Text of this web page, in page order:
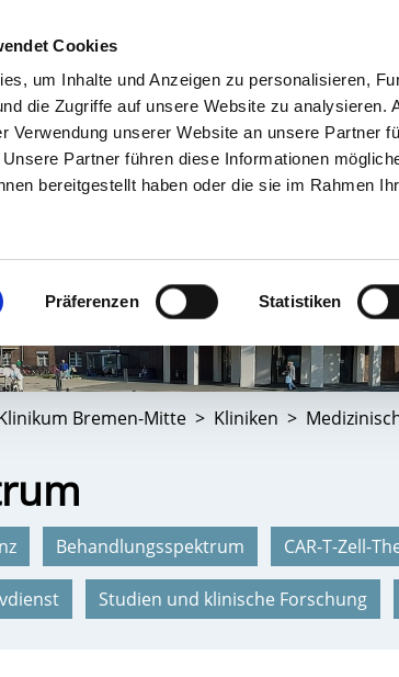
Cookies
um Inhalte und Anzeigen zu personalisieren,
die Zugriffe auf unsere Website zu analysieren.
Verwendung unserer Website an unsere Partner
Partner führen diese Informationen
bereitgestellt haben oder die sie im Rahmen
Präferenzen Statistiken
PATIENT & BESUCHER KRANKENHÄUSER &
Bremen-Mitte Kliniken
Behandlungsspektrum CAR-T-Zell-
Studien und klinische Forschung